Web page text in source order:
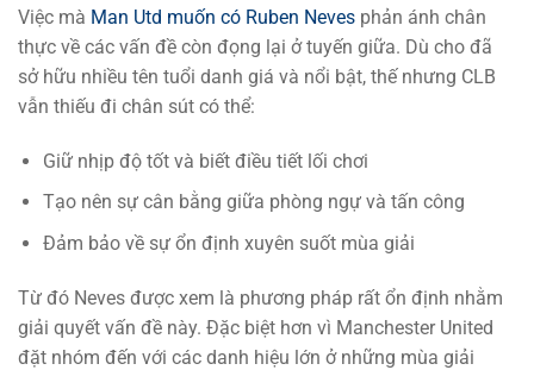
Việc mà Man Utd muốn có Ruben Neves phản ánh chân
thực về các vấn đề còn đọng lại ở tuyến giữa. Dù cho đã
sở hữu nhiều tên tuổi danh giá và nổi bật, thế nhưng CLB
vẫn thiếu đi chân sút có thể:
Giữ nhịp độ tốt và biết điều tiết lối chơi
Tạo nên sự cân bằng giữa phòng ngự và tấn công
Đảm bảo về sự ổn định xuyên suốt mùa giải
Từ đó Neves được xem là phương pháp rất ổn định nhằm
giải quyết vấn đề này. Đặc biệt hơn vì Manchester United
đặt nhóm đến với các danh hiệu lớn ở những mùa giải